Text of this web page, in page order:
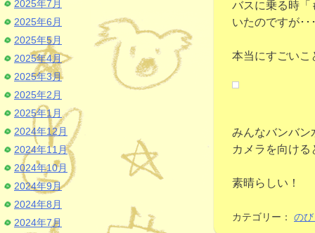
バスに乗る時「
いたのですが･･
本当にすごいこ
みんなバンバン
カメラを向け
素晴らしい！
カテゴリー： の
2025年7月
2025年6月
2025年5月
2025年4月
2025年3月
2025年2月
2025年1月
2024年12月
2024年11月
2024年10月
2024年9月
2024年8月
2024年7月